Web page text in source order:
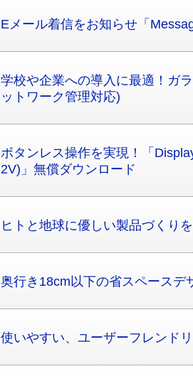
Eメール着信をお知らせ「
学校や企業への導入に最適！ガ
ットワーク管理対応)
ボタンレス操作を実現！「
2V)」無償ダウンロード
ヒトと地球に優しい製品づくり
奥行き18cm以下の省スペースデ
使いやすい、ユーザーフレンド